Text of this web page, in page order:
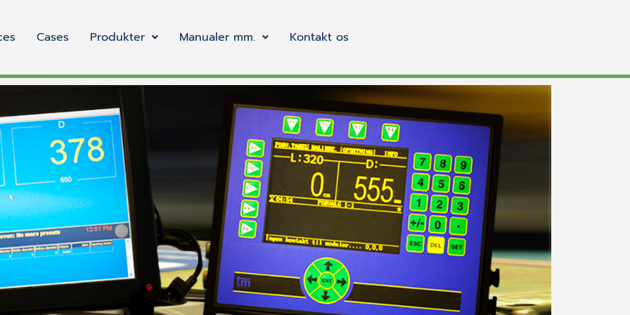
Cases Produkter Manualer mm. Kontakt os